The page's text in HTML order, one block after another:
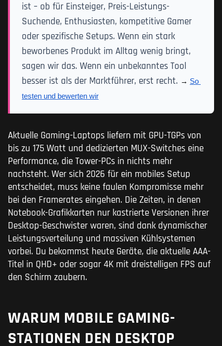
ist – ob für Einsteiger, Preis-Leistungs-
Suchende, Enthusiasten, kompetitive Gamer
oder spezifische Setups. Wenn ein stark
beworbenes Produkt im Alltag wenig bringt,
sagen wir das. Wenn ein unbekanntes Tool
besser ist als der Marktführer, erst recht. → So
testen und bewerten wir
Aktuelle Gaming-Laptops liefern mit GPU-TGPs von
bis zu 175 Watt und dedizierten MUX-Switches eine
Performance, die Tower-PCs in nichts mehr
nachsteht. Wer sich 2026 für ein mobiles Setup
entscheidet, muss keine faulen Kompromisse mehr
bei den Framerates eingehen. Die Zeiten, in denen
Notebook-Grafikkarten nur kastrierte Versionen ihrer
Desktop-Geschwister waren, sind dank dynamischer
Leistungsverteilung und massiven Kühlsystemen
vorbei. Du bekommst heute Geräte, die aktuelle AAA-
Titel in QHD+ oder sogar 4K mit dreistelligen FPS auf
den Schirm zaubern.
WARUM MOBILE GAMING-
STATIONEN DEN DESKTOP